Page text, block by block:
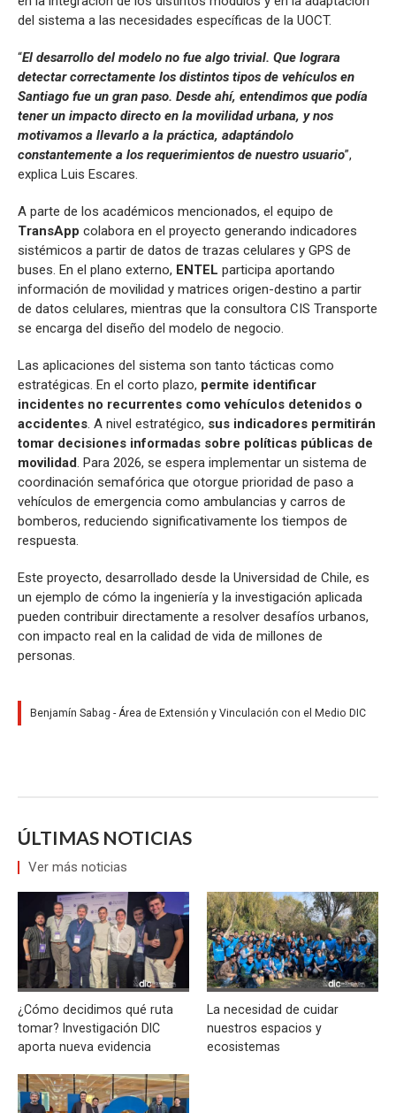
del sistema a las necesidades específicas de la UOCT.
“El desarrollo del modelo no fue algo trivial. Que lograra
detectar correctamente los distintos tipos de vehículos en
Santiago fue un gran paso. Desde ahí, entendimos que podía
tener un impacto directo en la movilidad urbana, y nos
motivamos a llevarlo a la práctica, adaptándolo
constantemente a los requerimientos de nuestro usuario”,
explica Luis Escares.
A parte de los académicos mencionados, el equipo de
TransApp colabora en el proyecto generando indicadores
sistémicos a partir de datos de trazas celulares y GPS de
buses. En el plano externo, ENTEL participa aportando
información de movilidad y matrices origen-destino a partir
de datos celulares, mientras que la consultora CIS Transporte
se encarga del diseño del modelo de negocio.
Las aplicaciones del sistema son tanto tácticas como
estratégicas. En el corto plazo, permite identificar
incidentes no recurrentes como vehículos detenidos o
accidentes. A nivel estratégico, sus indicadores permitirán
tomar decisiones informadas sobre políticas públicas de
movilidad. Para 2026, se espera implementar un sistema de
coordinación semafórica que otorgue prioridad de paso a
vehículos de emergencia como ambulancias y carros de
bomberos, reduciendo significativamente los tiempos de
respuesta.
Este proyecto, desarrollado desde la Universidad de Chile, es
un ejemplo de cómo la ingeniería y la investigación aplicada
pueden contribuir directamente a resolver desafíos urbanos,
con impacto real en la calidad de vida de millones de
personas.
Benjamín Sabag - Área de Extensión y Vinculación con el Medio DIC
ÚLTIMAS NOTICIAS
Ver más noticias
¿Cómo decidimos qué ruta
tomar? Investigación DIC
aporta nueva evidencia
La necesidad de cuidar
nuestros espacios y
ecosistemas